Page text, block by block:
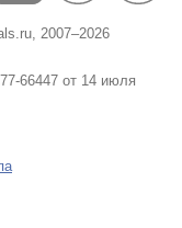
2007–2026
66447 от 14 июля